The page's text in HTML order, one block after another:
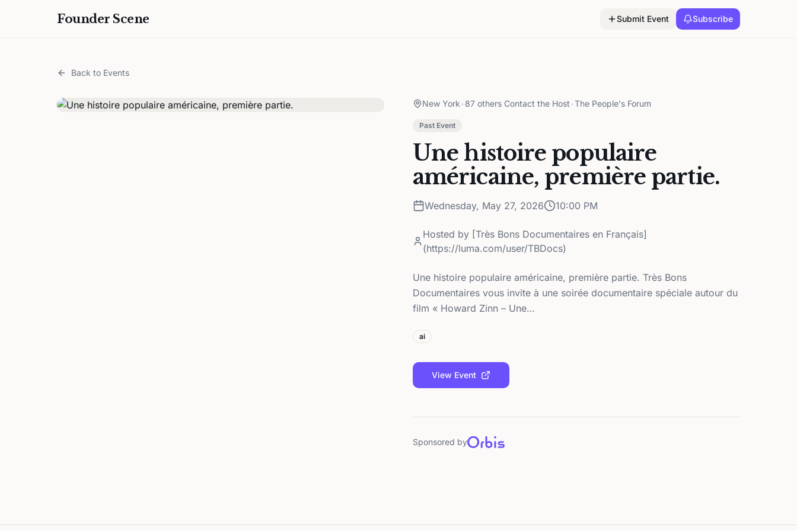
Founder Scene Submit Event Subscribe
Back to Events
New York•87 others Contact the Host•The People's Forum
Past Event
Une histoire populaire
américaine, première partie.
Wednesday, May 27, 2026 10:00 PM
Hosted by [Très Bons Documentaires en Français]
(https://luma.com/user/TBDocs)
Une histoire populaire américaine, première partie. Très Bons
Documentaires vous invite à une soirée documentaire spéciale autour du
film « Howard Zinn – Une…
ai
View Event
Sponsored by